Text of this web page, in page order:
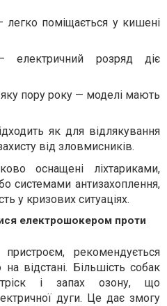
легко поміщається у кишені
електричний розряд діє
пору року — моделі мають
як для відлякування
від зловмисників.
оснащені ліхтариками,
системами антизахоплення,
у кризових ситуаціях.
електрошокером проти
рекомендується
відстані. Більшість собак
і запах озону, що
дуги. Це дає змогу